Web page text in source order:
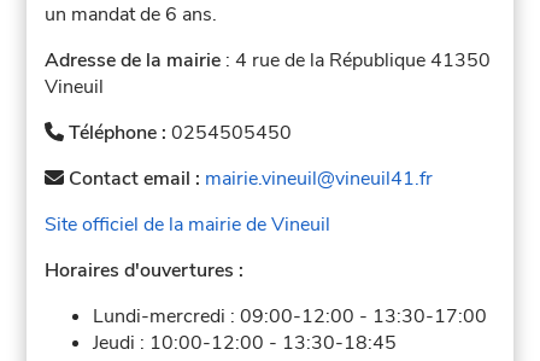
un mandat de 6 ans.
Adresse de la mairie : 4 rue de la République 41350
Vineuil
Téléphone :0254505450
Contact email : mairie.vineuil@vineuil41.fr
Site officiel de la mairie de Vineuil
Horaires d'ouvertures :
Lundi-mercredi :09:00-12:00 - 13:30-17:00
Jeudi : 10:00-12:00 - 13:30-18:45